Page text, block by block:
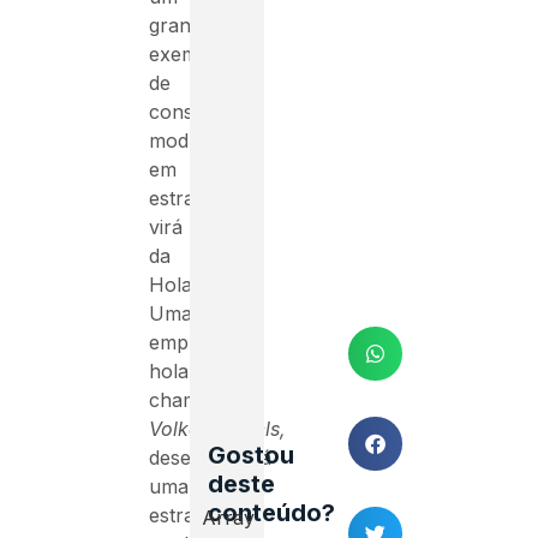
grande
exemplo
de
construção
modular
em
estradas
virá
da
Holanda.
Uma
empresa
holandesa
chamada
VolkerWessels,
desenvolverá
uma
estrada
Gostou
deste
conteúdo?
Array